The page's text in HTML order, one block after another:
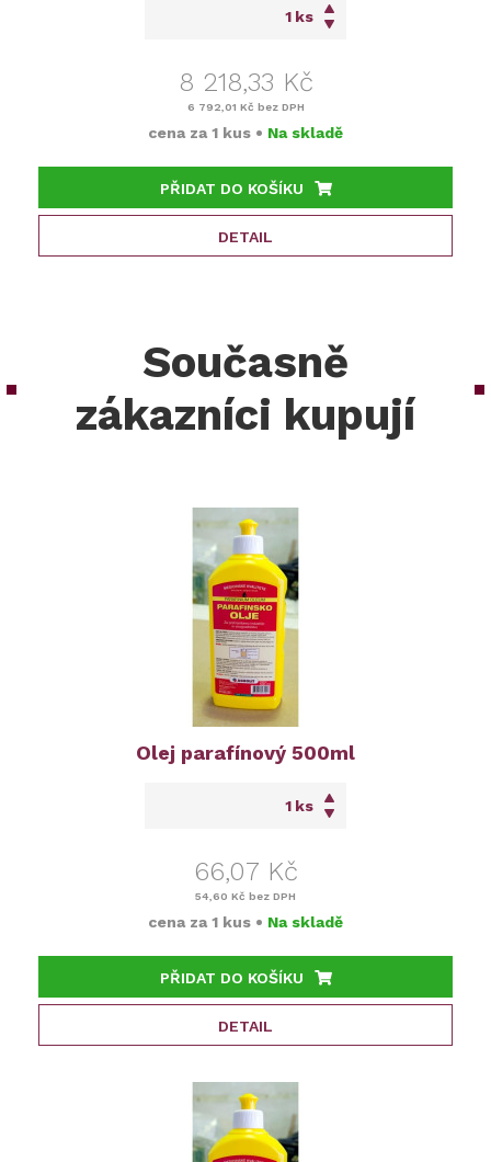
ks
8 218,33 Kč
6 792,01 Kč bez DPH
cena za 1 kus • Na skladě
PŘIDAT DO KOŠÍKU
DETAIL
Současně
zákazníci kupují
Olej parafínový 500ml
ks
66,07 Kč
54,60 Kč bez DPH
cena za 1 kus • Na skladě
PŘIDAT DO KOŠÍKU
DETAIL